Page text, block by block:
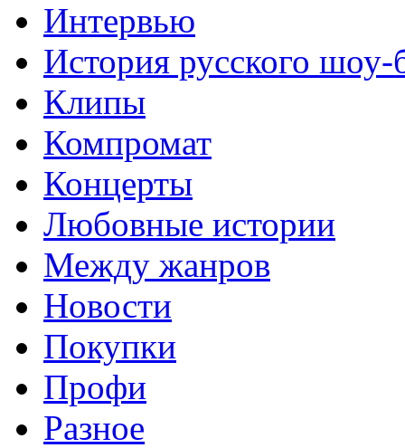
Интервью
История русского шоу-
Клипы
Компромат
Концерты
Любовные истории
Между жанров
Новости
Покупки
Профи
Разное